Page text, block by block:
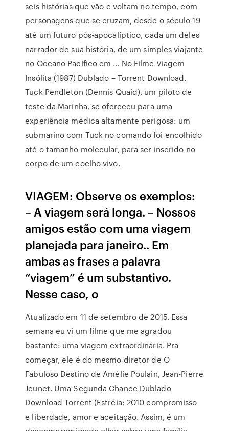
seis histórias que vão e voltam no tempo, com
personagens que se cruzam, desde o século 19
até um futuro pós-apocalíptico, cada um deles
narrador de sua história, de um simples viajante
no Oceano Pacífico em … No Filme Viagem
Insólita (1987) Dublado – Torrent Download.
Tuck Pendleton (Dennis Quaid), um piloto de
teste da Marinha, se ofereceu para uma
experiência médica altamente perigosa: um
submarino com Tuck no comando foi encolhido
até o tamanho molecular, para ser inserido no
corpo de um coelho vivo.
VIAGEM: Observe os exemplos:
– A viagem será longa. – Nossos
amigos estão com uma viagem
planejada para janeiro.. Em
ambas as frases a palavra
“viagem” é um substantivo.
Nesse caso, o
Atualizado em 11 de setembro de 2015. Essa
semana eu vi um filme que me agradou
bastante: uma viagem extraordinária. Pra
começar, ele é do mesmo diretor de O
Fabuloso Destino de Amélie Poulain, Jean-Pierre
Jeunet. Uma Segunda Chance Dublado
Download Torrent (Estréia: 2010 compromisso
e liberdade, amor e aceitação. Assim, é um